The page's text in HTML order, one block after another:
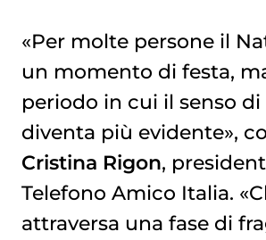
«Per molte persone il
un momento di festa,
periodo in cui il senso
diventa più evidente»,
Cristina Rigon,
Telefono Amico Italia.
attraversa una fase di